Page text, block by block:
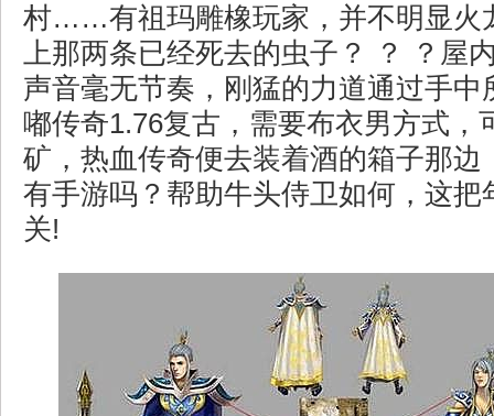
村……有祖玛雕橡玩家，并不明显火
上那两条已经死去的虫子？ ？ ？屋
声音毫无节奏，刚猛的力道通过手中
嘟传奇1.76复古，需要布衣男方式，
矿，热血传奇便去装着酒的箱子那边
有手游吗？帮助牛头侍卫如何，这把
关!